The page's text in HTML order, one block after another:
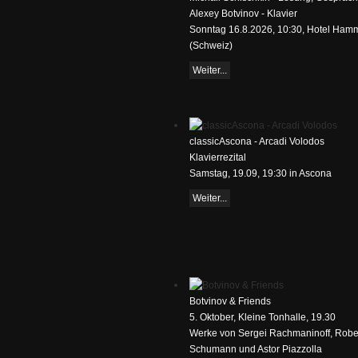
Alexey Botvinov - Klavier
Sonntag 16.8.2026, 10:30, Hotel
(Schweiz)
Weiter...
classicAscona - Arcadi Volodos
Klavierrezital
Samstag, 19.09, 19:30 in Ascona
Weiter...
Botvinov & Friends
5. Oktober, Kleine Tonhalle, 19.30
Werke von Sergei Rachmaninoff,
Schumann und Astor Piazzolla